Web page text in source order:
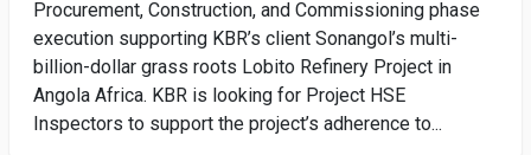
Procurement, Construction, and Commissioning phase
execution supporting KBR’s client Sonangol’s multi-
billion-dollar grass roots Lobito Refinery Project in
Angola Africa. KBR is looking for Project HSE
Inspectors to support the project’s adherence to...